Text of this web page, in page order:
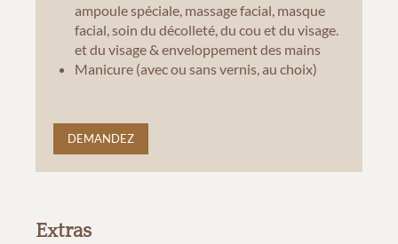
ampoule spéciale, massage facial, masque
facial, soin du décolleté, du cou et du visage.
et du visage & enveloppement des mains
Manicure (avec ou sans vernis, au choix)
DEMANDEZ
Extras